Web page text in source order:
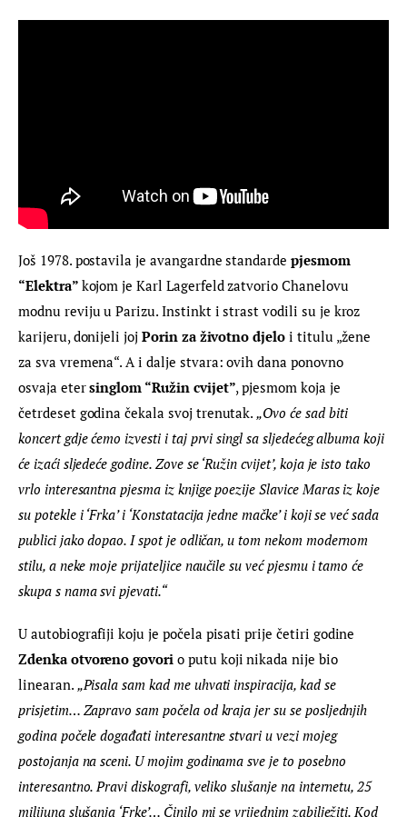
Još 1978. postavila je avangardne standarde pjesmom
“Elektra” kojom je Karl Lagerfeld zatvorio Chanelovu
modnu reviju u Parizu. Instinkt i strast vodili su je kroz
karijeru, donijeli joj Porin za životno djelo i titulu „žene
za sva vremena“. A i dalje stvara: ovih dana ponovno
osvaja eter singlom “Ružin cvijet”, pjesmom koja je
četrdeset godina čekala svoj trenutak. „Ovo će sad biti
koncert gdje ćemo izvesti i taj prvi singl sa sljedećeg albuma koji
će izaći sljedeće godine. Zove se ‘Ružin cvijet’, koja je isto tako
vrlo interesantna pjesma iz knjige poezije Slavice Maras iz koje
su potekle i ‘Frka’ i ‘Konstatacija jedne mačke’ i koji se već sada
publici jako dopao. I spot je odličan, u tom nekom modernom
stilu, a neke moje prijateljice naučile su već pjesmu i tamo će
skupa s nama svi pjevati.“
U autobiografiji koju je počela pisati prije četiri godine
Zdenka otvoreno govori o putu koji nikada nije bio
linearan. „Pisala sam kad me uhvati inspiracija, kad se
prisjetim… Zapravo sam počela od kraja jer su se posljednjih
godina počele događati interesantne stvari u vezi mojeg
postojanja na sceni. U mojim godinama sve je to posebno
interesantno. Pravi diskografi, veliko slušanje na internetu, 25
milijuna slušanja ‘Frke’… Činilo mi se vrijednim zabilježiti. Kod